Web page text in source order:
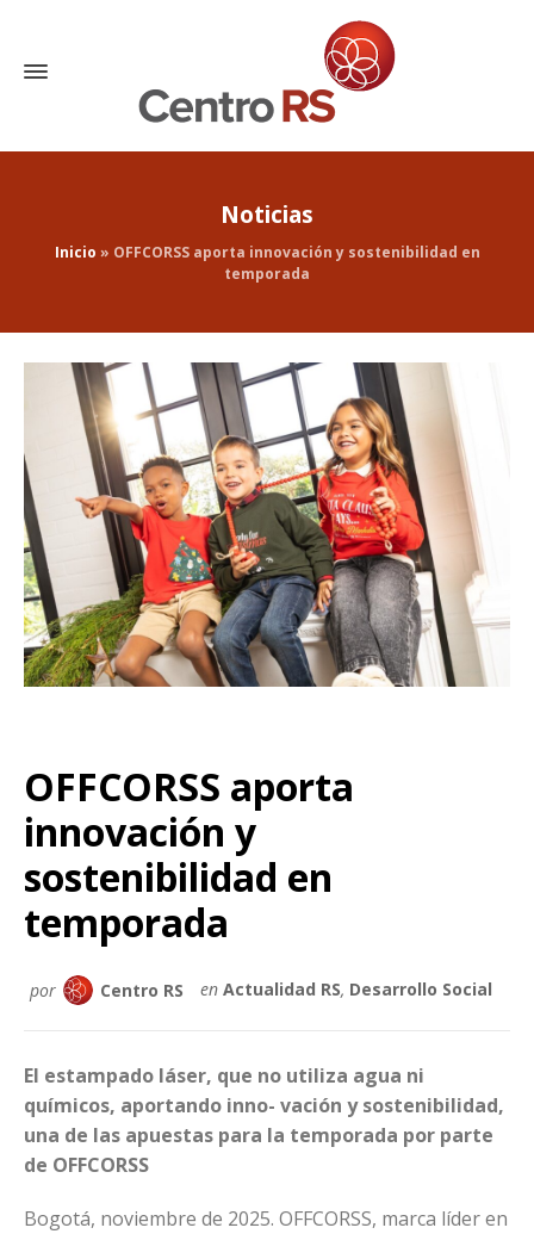
Noticias
Inicio » OFFCORSS aporta innovación y sostenibilidad en
temporada
OFFCORSS aporta
innovación y
sostenibilidad en
temporada
por Centro RS en Actualidad RS, Desarrollo Social
El estampado láser, que no utiliza agua ni
químicos, aportando inno- vación y sostenibilidad,
una de las apuestas para la temporada por parte
de OFFCORSS
Bogotá, noviembre de 2025. OFFCORSS, marca líder en